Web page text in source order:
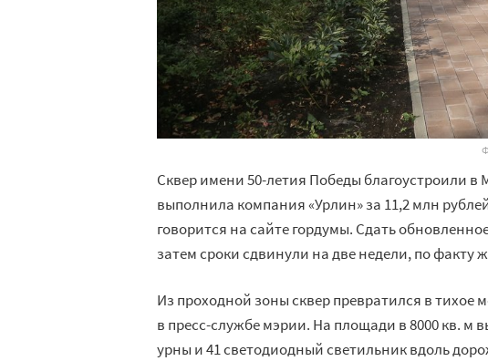
Сквер имени 50-летия Победы благоустроили
выполнила компания «Урлин» за 11,2 млн
говорится на сайте гордумы. Сдать
затем сроки сдвинули на две недели, по факту
Из проходной зоны сквер превратился в тихое
в пресс-службе мэрии. На площади в 8000 кв. м
урны и 41 светодиодный светильник вдоль